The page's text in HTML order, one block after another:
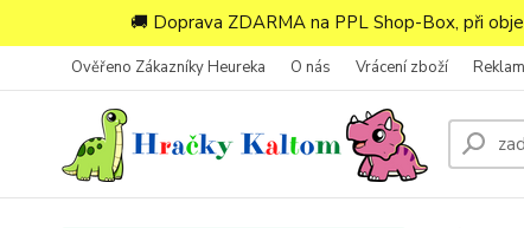
🚚 Doprava ZDARMA na PPL Shop-Box, při
Ověřeno Zákazníky Heureka O nás Vrácení zboží